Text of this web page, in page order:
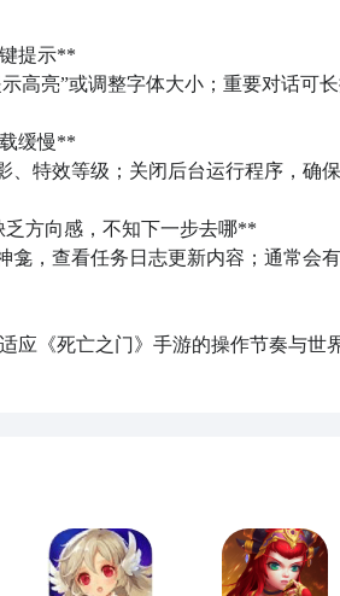
行操作或多次输入错误密码的话，埃
，它可能会起作用…是什么来着?”这
展开更多
线索位置 死亡之门密码是什么
之门”中有扇门需要密码才能打开，
行操作或多次输入错误密码的话，埃
字，它可能会起作用…是什么来着？”
就在此数据点文本当中。
提示**
缓慢**
乏方向感，不知下一步去哪**
应《死亡之门》手游的操作节奏与世